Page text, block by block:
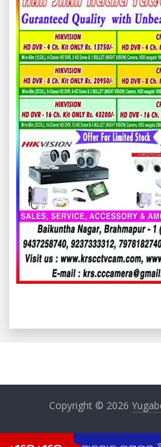
Copyright © 2026